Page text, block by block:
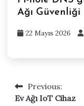
Ağı Güvenliği
22 Mayıs 2026
YazıPrevious:
Ev Ağı IoT Cihaz